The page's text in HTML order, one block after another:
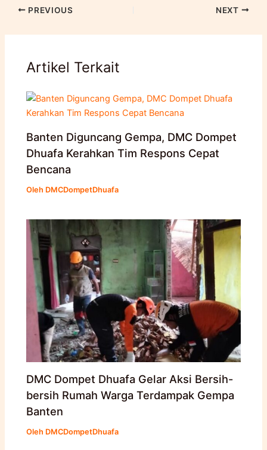
PREVIOUS NEXT
Artikel Terkait
Banten Diguncang Gempa, DMC Dompet
Dhuafa Kerahkan Tim Respons Cepat
Bencana
Oleh DMCDompetDhuafa
DMC Dompet Dhuafa Gelar Aksi Bersih-
bersih Rumah Warga Terdampak Gempa
Banten
Oleh DMCDompetDhuafa